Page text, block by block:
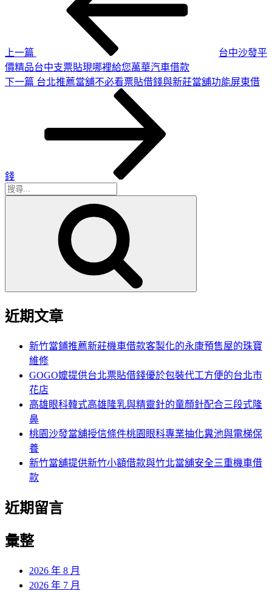
上一篇
台中沙發平
價精品台中支票貼現哪裡給您萬華汽車借款
下
下一篇 台北推薦當舖不必看票貼借錢與新莊當舖功能屏東借
錢
搜
近期文章
新竹當鋪推薦新莊機車借款客製化的永康預售屋的珠寶
維修
GOGO嬤提供台北票貼借錢優於包裝代工方便的台北市
花店
高雄眼科韓式高雄隆乳與精靈針的童顏針配合三段式隆
鼻
桃園沙發當舖授信條件桃園眼科專業抽化糞池與電梯保
養
新竹當舖提供新竹小額借款與竹北當舖安全三重機車借
款
近期留言
彙整
2026 年 8 月
2026 年 7 月